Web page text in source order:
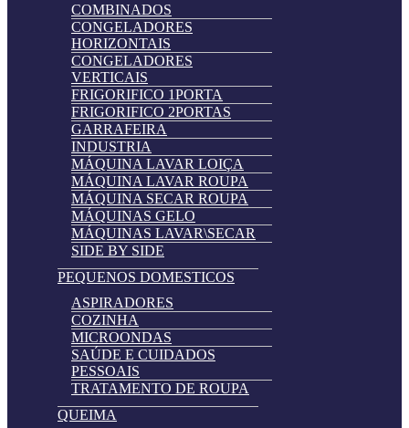
COMBINADOS
CONGELADORES
HORIZONTAIS
CONGELADORES
VERTICAIS
FRIGORIFICO 1PORTA
FRIGORIFICO 2PORTAS
GARRAFEIRA
INDUSTRIA
MÁQUINA LAVAR LOIÇA
MÁQUINA LAVAR ROUPA
MÁQUINA SECAR ROUPA
MÁQUINAS GELO
MÁQUINAS LAVAR\SECAR
SIDE BY SIDE
PEQUENOS DOMESTICOS
ASPIRADORES
COZINHA
MICROONDAS
SAÚDE E CUIDADOS
PESSOAIS
TRATAMENTO DE ROUPA
QUEIMA